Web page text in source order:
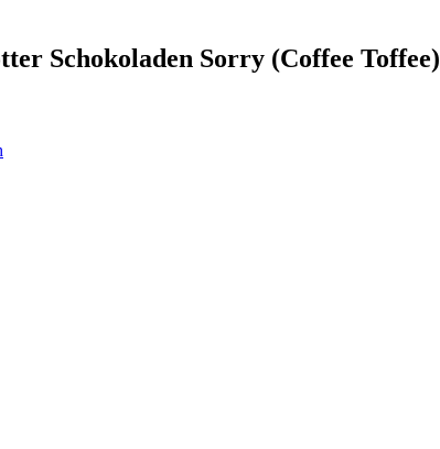
Schokoladen Sorry (Coffee Toffee)